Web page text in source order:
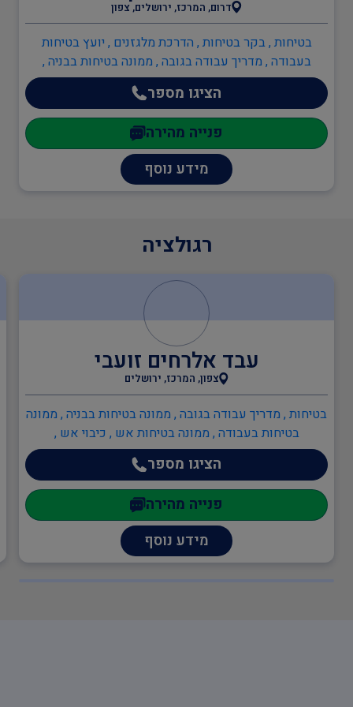
אדריכלים
ענף הבנייה
תעבורה
יועצים משפטיים
מהנדסים והנדסאים
מעבדות מוסמכות
דרום, המרכז, ירושלים, צפון
בטיחות , בקר בטיחות , הדרכת מלגזנים , יועץ בטיחות
בעבודה , מדריך עבודה בגובה , ממונה בטיחות בבניה ,
ממונה בטיחות בעבודה , מהנדסים והנדסאים , הנדסאי
מכונות , מהנדסי חשמל , מהנדסים והנדסאים
הציגו מספר
פנייה מהירה
מידע נוסף
רגולציה
עבד אלרחים זועבי
צפון, המרכז, ירושלים
בטיחות , מדריך עבודה בגובה , ממונה בטיחות בבניה , ממונה
בטיחות בעבודה , ממונה בטיחות אש , כיבוי אש ,
כתיבה/עדכון תיק שטח , כתיבה/עדכון תיק מפעל , הקמה,
הכנה ותרגול צוותי חירום מפעליים , יועץ בטיחות אש ,
ממונה בטיחות אש , ענף הבנייה , עוזר בטיחות , מנהל
עבודה
הציגו מספר
פנייה מהירה
מידע נוסף